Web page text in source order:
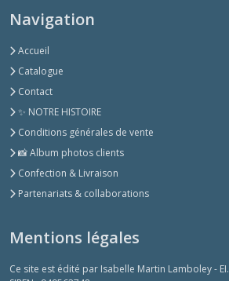
Navigation
Accueil
Catalogue
Contact
✨ NOTRE HISTOIRE
Conditions générales de vente
📸 Album photos clients
Confection & Livraison
Partenariats & collaborations
Mentions légales
Ce site est édité par Isabelle Martin Lamboley - EI.